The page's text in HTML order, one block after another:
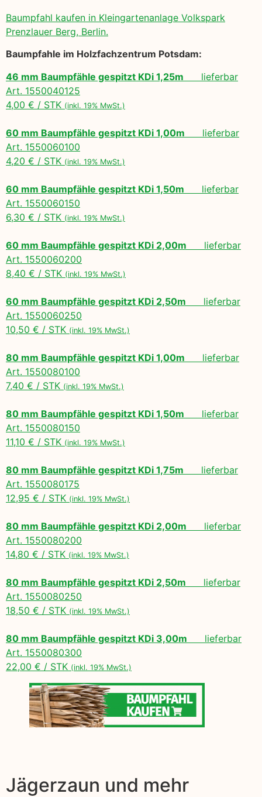
Baumpfahl kaufen in Kleingartenanlage Volkspark
Prenzlauer Berg, Berlin.
Baumpfahle im Holzfachzentrum Potsdam:
46 mm Baumpfähle gespitzt KDi 1,25m lieferbar
Art. 1550040125
4,00 € / STK (inkl. 19% MwSt.)
60 mm Baumpfähle gespitzt KDi 1,00m lieferbar
Art. 1550060100
4,20 € / STK (inkl. 19% MwSt.)
60 mm Baumpfähle gespitzt KDi 1,50m lieferbar
Art. 1550060150
6,30 € / STK (inkl. 19% MwSt.)
60 mm Baumpfähle gespitzt KDi 2,00m lieferbar
Art. 1550060200
8,40 € / STK (inkl. 19% MwSt.)
60 mm Baumpfähle gespitzt KDi 2,50m lieferbar
Art. 1550060250
10,50 € / STK (inkl. 19% MwSt.)
80 mm Baumpfähle gespitzt KDi 1,00m lieferbar
Art. 1550080100
7,40 € / STK (inkl. 19% MwSt.)
80 mm Baumpfähle gespitzt KDi 1,50m lieferbar
Art. 1550080150
11,10 € / STK (inkl. 19% MwSt.)
80 mm Baumpfähle gespitzt KDi 1,75m lieferbar
Art. 1550080175
12,95 € / STK (inkl. 19% MwSt.)
80 mm Baumpfähle gespitzt KDi 2,00m lieferbar
Art. 1550080200
14,80 € / STK (inkl. 19% MwSt.)
80 mm Baumpfähle gespitzt KDi 2,50m lieferbar
Art. 1550080250
18,50 € / STK (inkl. 19% MwSt.)
80 mm Baumpfähle gespitzt KDi 3,00m lieferbar
Art. 1550080300
22,00 € / STK (inkl. 19% MwSt.)
Jägerzaun und mehr